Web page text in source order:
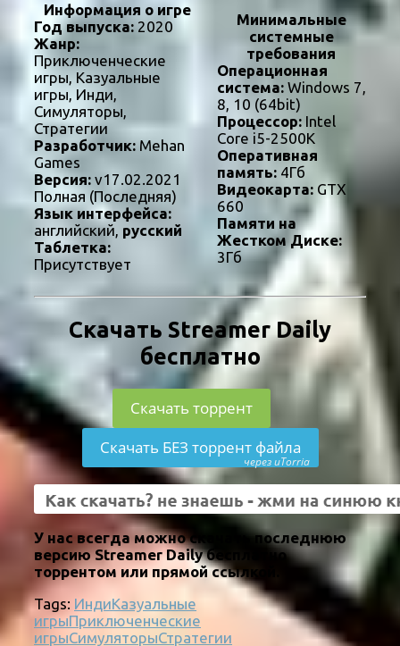
Информация о игре
Год выпуска: 2020
Жанр:
Приключенческие
игры, Казуальные
игры, Инди,
Симуляторы,
Стратегии
Разработчик: Mehan
Games
Версия: v17.02.2021
Полная (Последняя)
Язык интерфейса:
английский, русский
Таблетка:
Присутствует
Минимальные
системные
требования
Операционная
система:Windows 7,
8, 10 (64bit)
Процессор:Intel
Core i5-2500K
Оперативная
память:4Гб
Видеокарта:GTX
660
Памяти на
Жестком Диске:
3Гб
Скачать Streamer Daily
бесплатно
Скачать торрент
Скачать БЕЗ торрент файла
через uTorria
У нас всегда можно скачать последнюю
версию Streamer Daily бесплатно
торрентом или прямой ссылкой.
Tags: ИндиКазуальные
игрыПриключенческие
игрыСимуляторыСтратегии